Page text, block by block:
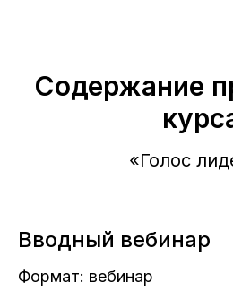
Содержание
«Голос
Вводный вебинар
Формат: вебинар